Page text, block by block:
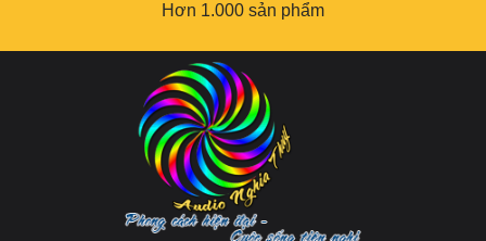
Hơn 1.000 sản phẩm